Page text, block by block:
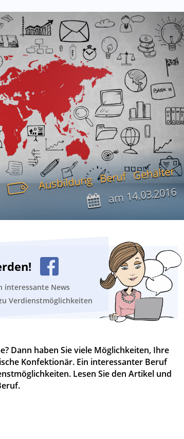
Ausbildung Beruf Gehälter
am14.03.2016
interessante News
Verdienstmöglichkeiten
Dann haben Sie viele Möglichkeiten, Ihre
Konfektionär. Ein interessanter Beruf
Lesen Sie den Artikel und